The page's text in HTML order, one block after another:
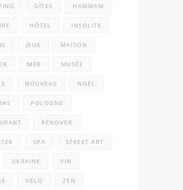
GÎTES HAMMAM
HÔTEL INSOLITE
JEUX MAISON
MER MUSÉE
NOUVEAU NOËL
POLOGNE
RÉNOVER
SPA STREET ART
UKRAINE VIN
VÉLO ZEN